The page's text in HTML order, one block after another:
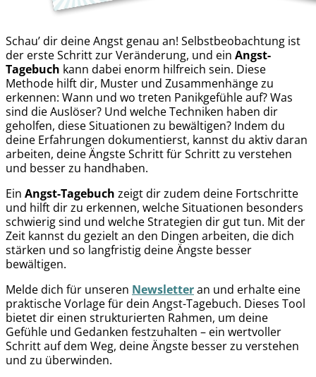
Schau’ dir deine Angst genau an! Selbstbeobachtung ist
der erste Schritt zur Veränderung, und ein Angst-
Tagebuch kann dabei enorm hilfreich sein. Diese
Methode hilft dir, Muster und Zusammenhänge zu
erkennen: Wann und wo treten Panikgefühle auf? Was
sind die Auslöser? Und welche Techniken haben dir
geholfen, diese Situationen zu bewältigen? Indem du
deine Erfahrungen dokumentierst, kannst du aktiv daran
arbeiten, deine Ängste Schritt für Schritt zu verstehen
und besser zu handhaben.
Ein Angst-Tagebuch zeigt dir zudem deine Fortschritte
und hilft dir zu erkennen, welche Situationen besonders
schwierig sind und welche Strategien dir gut tun. Mit der
Zeit kannst du gezielt an den Dingen arbeiten, die dich
stärken und so langfristig deine Ängste besser
bewältigen.
Melde dich für unseren Newsletteran und erhalte eine
praktische Vorlage für dein Angst-Tagebuch. Dieses Tool
bietet dir einen strukturierten Rahmen, um deine
Gefühle und Gedanken festzuhalten – ein wertvoller
Schritt auf dem Weg, deine Ängste besser zu verstehen
und zu überwinden.